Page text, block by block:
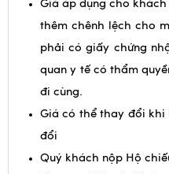
ngủ riêng cho trẻ em
Giá áp dụng cho
thêm chênh lệch cho
phải có giấy chứng
quan y tế có thẩm
đi cùng.
Giá có thể thay đổi khi
đổi